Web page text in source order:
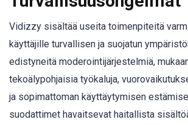
Vidizzy sisältää useita toimenpiteitä
käyttäjille turvallisen ja suojatun
edistyneitä moderointijärjestelmiä,
tekoälypohjaisia työkaluja,
ja sopimattoman käyttäytymisen
suodattimet havaitsevat haitallista